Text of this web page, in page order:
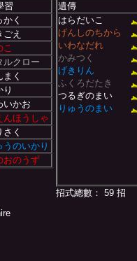
習
かく
ごえ
こ
ルクロー
まく
り
いかお
んほうしゃ
さく
うのいかり
おのうず
遺傳
はらだいこ
げんしのちから
いわなだれ
かみつく
げきりん
ふくろだたき
つるぎのまい
りゅうのまい
招式總數： 59 招